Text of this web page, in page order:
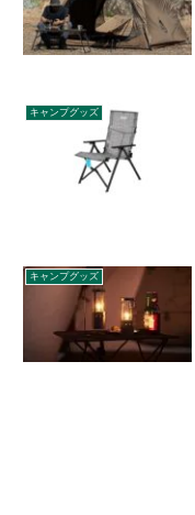
キャンプグッズ
キャンプグッズ